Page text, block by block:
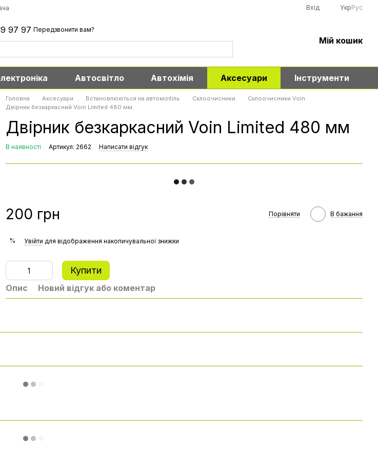
Вхід УкрРус
97 97 Передзвонити вам?
Мій кошик
Автосвітло Автохімія Аксесуари Інструменти
Головна Аксесуари Встановлюються на автомобіль Склоочисники
Склоочисники Voin
Двірник безкаркасний Voin Limited 480 мм
Двірник безкаркасний Voin Limited 480 мм
В наявності Артикул: 2662 Написати відгук
200 грн Порівняти В бажання
% Увійти для відображення накопичувальної знижки
Купити
Опис Новий відгук або коментар